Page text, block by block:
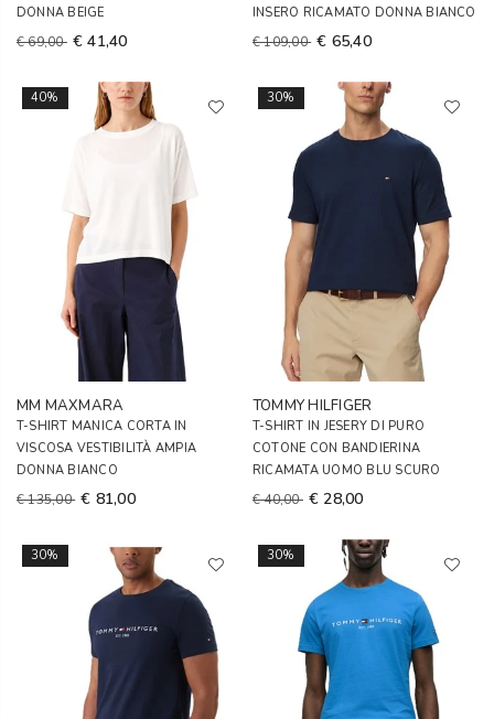
DONNA BEIGE
€ 69,00 € 41,40
INSERO RICAMATO DONNA BIANCO
€ 109,00 € 65,40
40%
MM MAXMARA
T-SHIRT MANICA CORTA IN
VISCOSA VESTIBILITÀ AMPIA
DONNA BIANCO
€ 135,00 € 81,00
30%
TOMMY HILFIGER
T-SHIRT IN JESERY DI PURO
COTONE CON BANDIERINA
RICAMATA UOMO BLU SCURO
€ 40,00 € 28,00
30% 30%